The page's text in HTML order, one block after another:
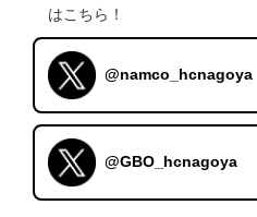
はこちら！
@namco_hcnagoya
@GBO_hcnagoya